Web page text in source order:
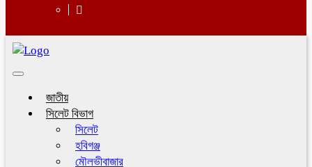
Toggle
জাতীয়
সিলেট বিভাগ
সিলেট
হবিগঞ্জ
মৌলভীবাজার